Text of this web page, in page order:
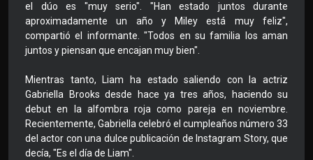
el dúo es "muy serio". "Han estado juntos durante
aproximadamente un año y Miley está muy feliz",
compartió el informante. "Todos en su familia los aman
juntos y piensan que encajan muy bien".
Mientras tanto, Liam ha estado saliendo con la actriz
Gabriella Brooks desde hace ya tres años, haciendo su
debut en la alfombra roja como pareja en noviembre.
Recientemente, Gabriella celebró el cumpleaños número 33
del actor con una dulce publicación de Instagram Story, que
decía, "Es el día de Liam".